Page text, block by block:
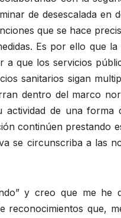
de desescalada en
que se hace
Es por ello que la
a que los servicios
sanitarios sigan
dentro del marco
actividad de una forma
continúen prestando
se circunscriba a las
y creo que me he
reconocimientos que,